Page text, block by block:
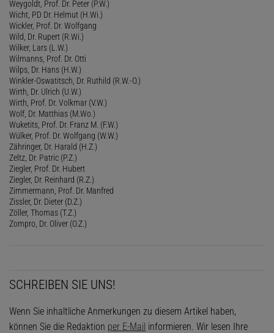
Weygoldt, Prof. Dr. Peter (P.W.)
Wicht, PD Dr. Helmut (H.Wi.)
Wickler, Prof. Dr. Wolfgang
Wild, Dr. Rupert (R.Wi.)
Wilker, Lars (L.W.)
Wilmanns, Prof. Dr. Otti
Wilps, Dr. Hans (H.W.)
Winkler-Oswatitsch, Dr. Ruthild (R.W.-O.)
Wirth, Dr. Ulrich (U.W.)
Wirth, Prof. Dr. Volkmar (V.W.)
Wolf, Dr. Matthias (M.Wo.)
Wuketits, Prof. Dr. Franz M. (F.W.)
Wülker, Prof. Dr. Wolfgang (W.W.)
Zähringer, Dr. Harald (H.Z.)
Zeltz, Dr. Patric (P.Z.)
Ziegler, Prof. Dr. Hubert
Ziegler, Dr. Reinhard (R.Z.)
Zimmermann, Prof. Dr. Manfred
Zissler, Dr. Dieter (D.Z.)
Zöller, Thomas (T.Z.)
Zompro, Dr. Oliver (O.Z.)
SCHREIBEN SIE UNS!
Wenn Sie inhaltliche Anmerkungen zu diesem Artikel haben,
können Sie die Redaktion per E-Mail informieren. Wir lesen Ihre